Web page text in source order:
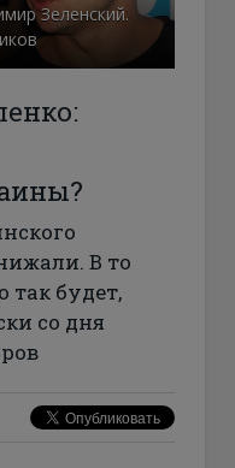
Зеленский.
В то
так будет,
со дня